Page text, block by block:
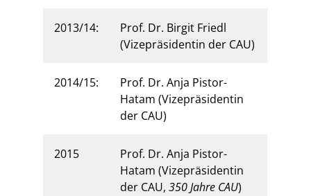
2013/14:
Prof. Dr. Birgit Friedl
(Vizepräsidentin der CAU)
2014/15:
Prof. Dr. Anja Pistor-
Hatam (Vizepräsidentin
der CAU)
2015
Prof. Dr. Anja Pistor-
Hatam (Vizepräsidentin
der CAU, 350 Jahre CAU)